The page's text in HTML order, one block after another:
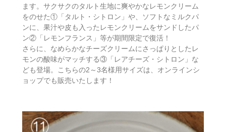
ます。サクサクのタルト生地に爽やかなレモンクリーム
をのせた①「タルト・シトロン」や、ソフトなミルクパ
ンに、果汁や皮も入ったレモンクリームをサンドしたパ
ン②「レモンフランス」等が期間限定で復活！
さらに、なめらかなチーズクリームにさっぱりとしたレ
モンの酸味がマッチする③「レアチーズ・シトロン」な
ども登場。こちらの2～3名様用サイズは、オンラインシ
ョップでも販売いたします！